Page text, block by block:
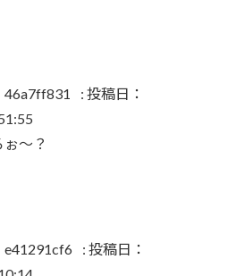
46a7ff831 : 投稿日：
～？
e41291cf6 : 投稿日：